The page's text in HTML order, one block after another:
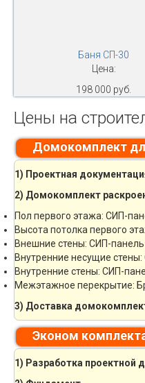
Баня СП-30
Цена:
198 000 руб.
Цены на
Домокомплект
1) Проектная
2) Домокомплект
Пол первого этажа: СИП-
Высота потолка первого
Внешние стены: СИП-
Внутренние несущие
Внутренние стены: СИП-
Межэтажное перекрытие:
3) Доставка
Эконом
1) Разработка проектной